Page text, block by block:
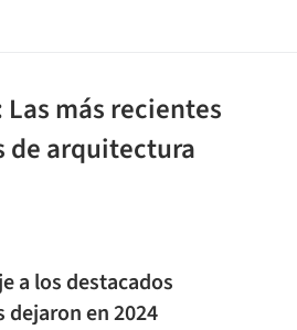
más recientes
de arquitectura
a los destacados
en 2024